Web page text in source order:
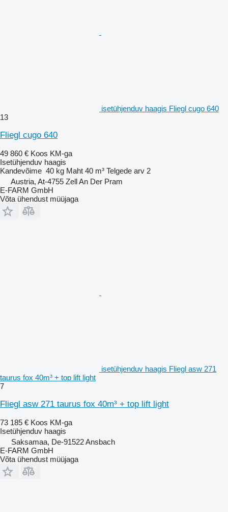
isetühjenduv haagis Fliegl cugo 640
13
Fliegl cugo 640
49 860 € Koos KM-ga
Isetühjenduv haagis
Kandevõime 40 kg Maht 40 m³ Telgede arv 2
Austria, At-4755 Zell An Der Pram
E-FARM GmbH
Võta ühendust müüjaga
isetühjenduv haagis Fliegl asw 271
taurus fox 40m³ + top lift light
7
Fliegl asw 271 taurus fox 40m³ + top lift light
73 185 € Koos KM-ga
Isetühjenduv haagis
Saksamaa, De-91522 Ansbach
E-FARM GmbH
Võta ühendust müüjaga